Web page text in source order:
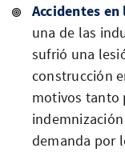
Accidentes
una de las
sufrió una
construcción
motivos tanto
demanda por